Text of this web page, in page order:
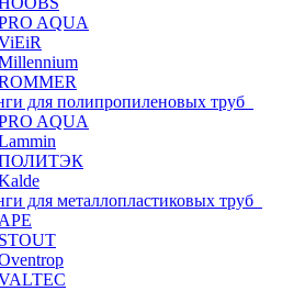
AQUA
для полипропиленовых труб
AQUA
для металлопластиковых труб
APE
STOUT